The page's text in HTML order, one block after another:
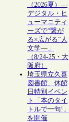
（2026夏）―
デジタル・ヒ
ューマニティ
ーズで“繋が
る×広がる”人
文学―」
（8/24-25・大
阪府）
埼玉県立久喜
図書館、休館
日特別イベン
ト「本のタイ
トルで一句!」
を開催